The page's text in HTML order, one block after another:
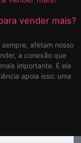
vender mais?
afetam nosso
a conexão que
importante. E ela
apoia isso: uma